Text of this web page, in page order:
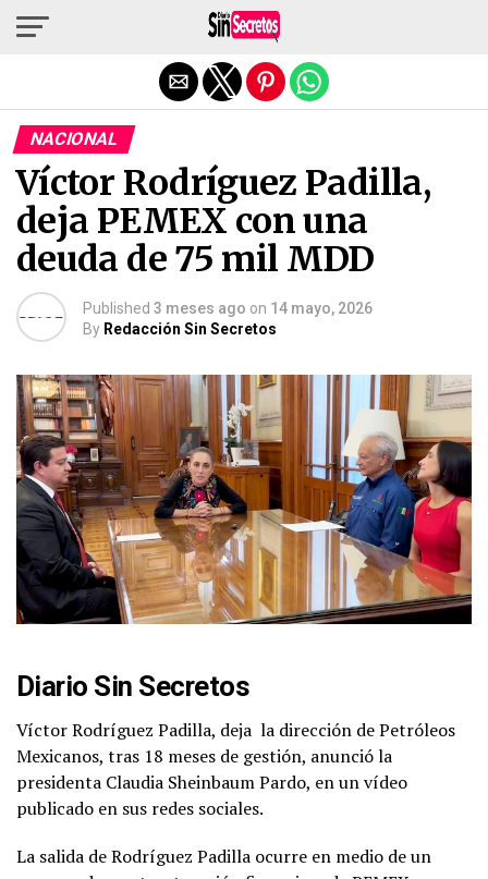
NACIONAL
Víctor Rodríguez Padilla,
deja PEMEX con una
deuda de 75 mil MDD
Published 3 meses ago on 14 mayo, 2026
By Redacción Sin Secretos
Diario Sin Secretos
Víctor Rodríguez Padilla, deja la dirección de Petróleos
Mexicanos, tras 18 meses de gestión, anunció la
presidenta Claudia Sheinbaum Pardo, en un vídeo
publicado en sus redes sociales.
La salida de Rodríguez Padilla ocurre en medio de un
Salir de la versión móvil